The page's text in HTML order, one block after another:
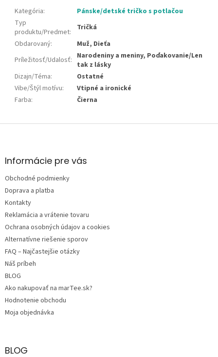
Kategória:
Pánske/detské tričko s potlačou
Typ
produktu/Predmet:
Tričká
Obdarovaný:
Muž, Dieťa
Príležitosť/Udalosť: Narodeniny a meniny, Poďakovanie/Len
tak z lásky
Dizajn/Téma:
Ostatné
Vibe/Štýl motívu:
Vtipné a ironické
Farba: Čierna
Z
ä
e
Informácie pre vás
Obchodné podmienky
Doprava a platba
Kontakty
Reklamácia a vrátenie tovaru
Ochrana osobných údajov a cookies
Alternatívne riešenie sporov
FAQ – Najčastejšie otázky
Náš príbeh
BLOG
Ako nakupovať na marTee.sk?
Hodnotenie obchodu
Moja objednávka
BLOG